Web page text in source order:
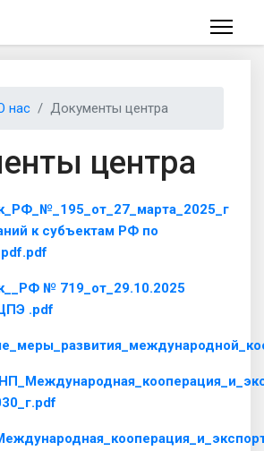
нас Документы центра
центра
к субъектам РФ по
№ 719_от_29.10.2025
.pdf